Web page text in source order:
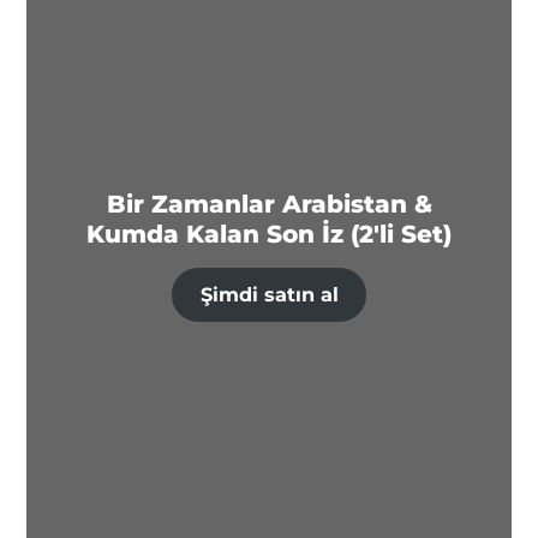
Bir Zamanlar Arabistan &
Kumda Kalan Son İz (2'li Set)
Şimdi satın al